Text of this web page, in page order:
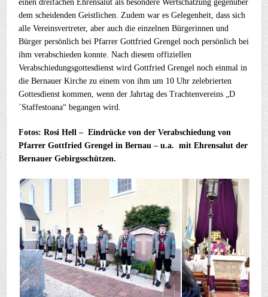
einen dreifachen Ehrensalut als besondere Wertschätzung gegenüber
dem scheidenden Geistlichen. Zudem war es Gelegenheit, dass sich
alle Vereinsvertreter, aber auch die einzelnen Bürgerinnen und
Bürger persönlich bei Pfarrer Gottfried Grengel noch persönlich bei
ihm verabschieden konnte. Nach diesem offiziellen
Verabschiedungsgottesdienst wird Gottfried Grengel noch einmal in
die Bernauer Kirche zu einem von ihm um 10 Uhr zelebrierten
Gottesdienst kommen, wenn der Jahrtag des Trachtenvereins „D
´Staffestoana“ begangen wird.
Fotos: Rosi Hell – Eindrücke von der Verabschiedung von
Pfarrer Gottfried Grengel in Bernau – u.a. mit Ehrensalut der
Bernauer Gebirgsschützen.